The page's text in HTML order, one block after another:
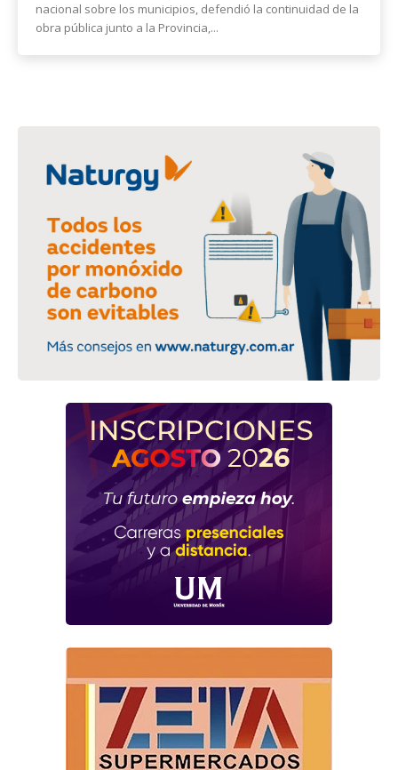
nacional sobre los municipios, defendió la continuidad de la
obra pública junto a la Provincia,...